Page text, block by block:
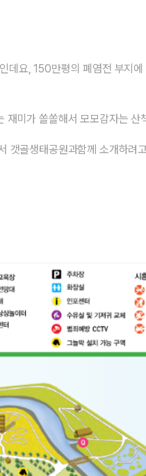
데요, 150만평의 폐염전 부지
재미가 쏠쏠해서 모모감자는 산
갯골생태공원과함께 소개하려